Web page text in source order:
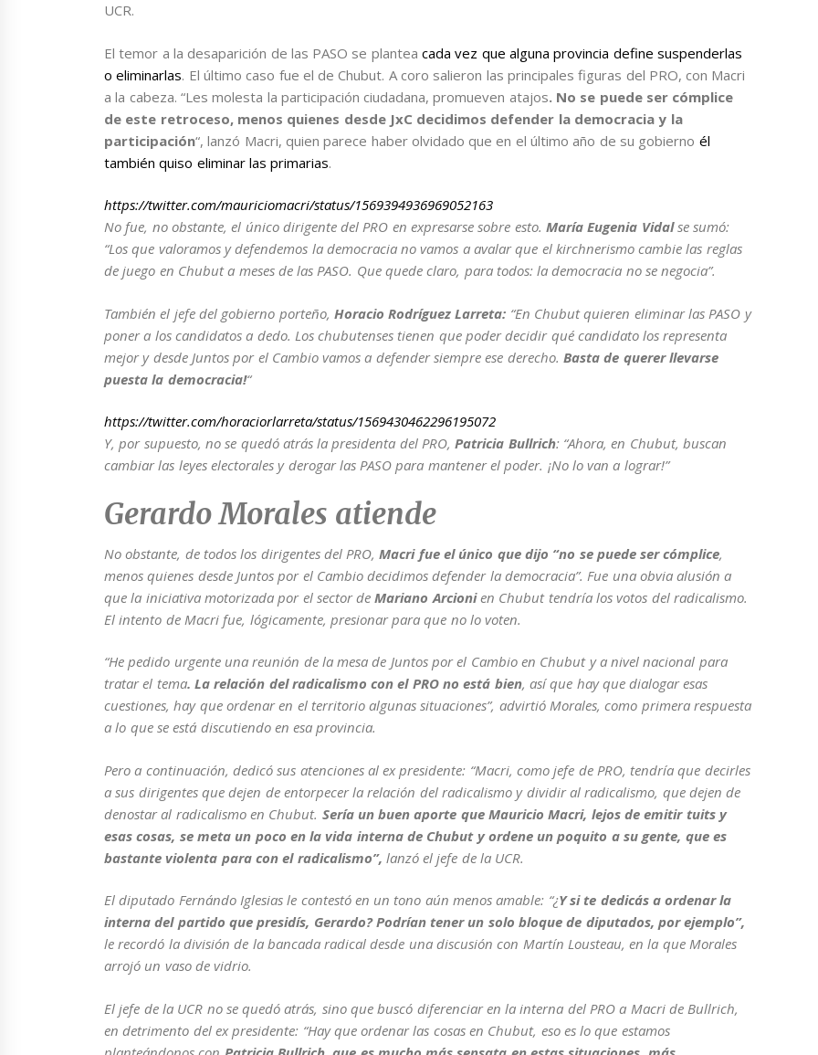
UCR.
El temor a la desaparición de las PASO se plantea cada vez que alguna provincia define suspenderlas
o eliminarlas. El último caso fue el de Chubut. A coro salieron las principales figuras del PRO, con Macri
a la cabeza. “Les molesta la participación ciudadana, promueven atajos. No se puede ser cómplice
de este retroceso, menos quienes desde JxC decidimos defender la democracia y la
participación“, lanzó Macri, quien parece haber olvidado que en el último año de su gobierno él
también quiso eliminar las primarias.
https://twitter.com/mauriciomacri/status/1569394936969052163
No fue, no obstante, el único dirigente del PRO en expresarse sobre esto. María Eugenia Vidalse sumó:
“Los que valoramos y defendemos la democracia no vamos a avalar que el kirchnerismo cambie las reglas
de juego en Chubut a meses de las PASO. Que quede claro, para todos: la democracia no se negocia”.
También el jefe del gobierno porteño, Horacio Rodríguez Larreta: “En Chubut quieren eliminar las PASO y
poner a los candidatos a dedo. Los chubutenses tienen que poder decidir qué candidato los representa
mejor y desde Juntos por el Cambio vamos a defender siempre ese derecho. Basta de querer llevarse
puesta la democracia!“
https://twitter.com/horaciorlarreta/status/1569430462296195072
Y, por supuesto, no se quedó atrás la presidenta del PRO,Patricia Bullrich: “Ahora, en Chubut, buscan
cambiar las leyes electorales y derogar las PASO para mantener el poder. ¡No lo van a lograr!”
Gerardo Morales atiende
No obstante, de todos los dirigentes del PRO,Macri fue el único que dijo “no se puede ser cómplice,
menos quienes desde Juntos por el Cambio decidimos defender la democracia”. Fue una obvia alusión a
que la iniciativa motorizada por el sector deMariano Arcionien Chubut tendría los votos del radicalismo.
El intento de Macri fue, lógicamente, presionar para que no lo voten.
“He pedido urgente una reunión de la mesa de Juntos por el Cambio en Chubut y a nivel nacional para
tratar el tema. La relación del radicalismo con el PRO no está bien, así que hay que dialogar esas
cuestiones, hay que ordenar en el territorio algunas situaciones”, advirtió Morales, como primera respuesta
a lo que se está discutiendo en esa provincia.
Pero a continuación, dedicó sus atenciones al ex presidente: “Macri, como jefe de PRO, tendría que decirles
a sus dirigentes que dejen de entorpecer la relación del radicalismo y dividir al radicalismo, que dejen de
denostar al radicalismo en Chubut. Sería un buen aporte que Mauricio Macri, lejos de emitir tuits y
esas cosas, se meta un poco en la vida interna de Chubut y ordene un poquito a su gente, que es
bastante violenta para con el radicalismo”, lanzó el jefe de la UCR.
El diputado Fernándo Iglesias le contestó en un tono aún menos amable: “¿Y si te dedicás a ordenar la
interna del partido que presidís, Gerardo? Podrían tener un solo bloque de diputados, por ejemplo”,
le recordó la división de la bancada radical desde una discusión con Martín Lousteau, en la que Morales
arrojó un vaso de vidrio.
El jefe de la UCR no se quedó atrás, sino que buscó diferenciar en la interna del PRO a Macri de Bullrich,
en detrimento del ex presidente: “Hay que ordenar las cosas en Chubut, eso es lo que estamos